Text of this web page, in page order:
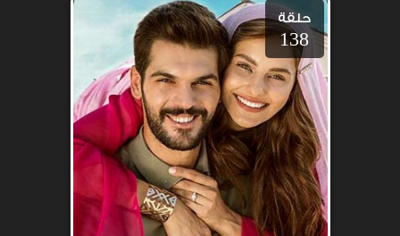
حلقة
138